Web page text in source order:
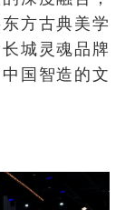
方古典美学
城灵魂品牌
国智造的文